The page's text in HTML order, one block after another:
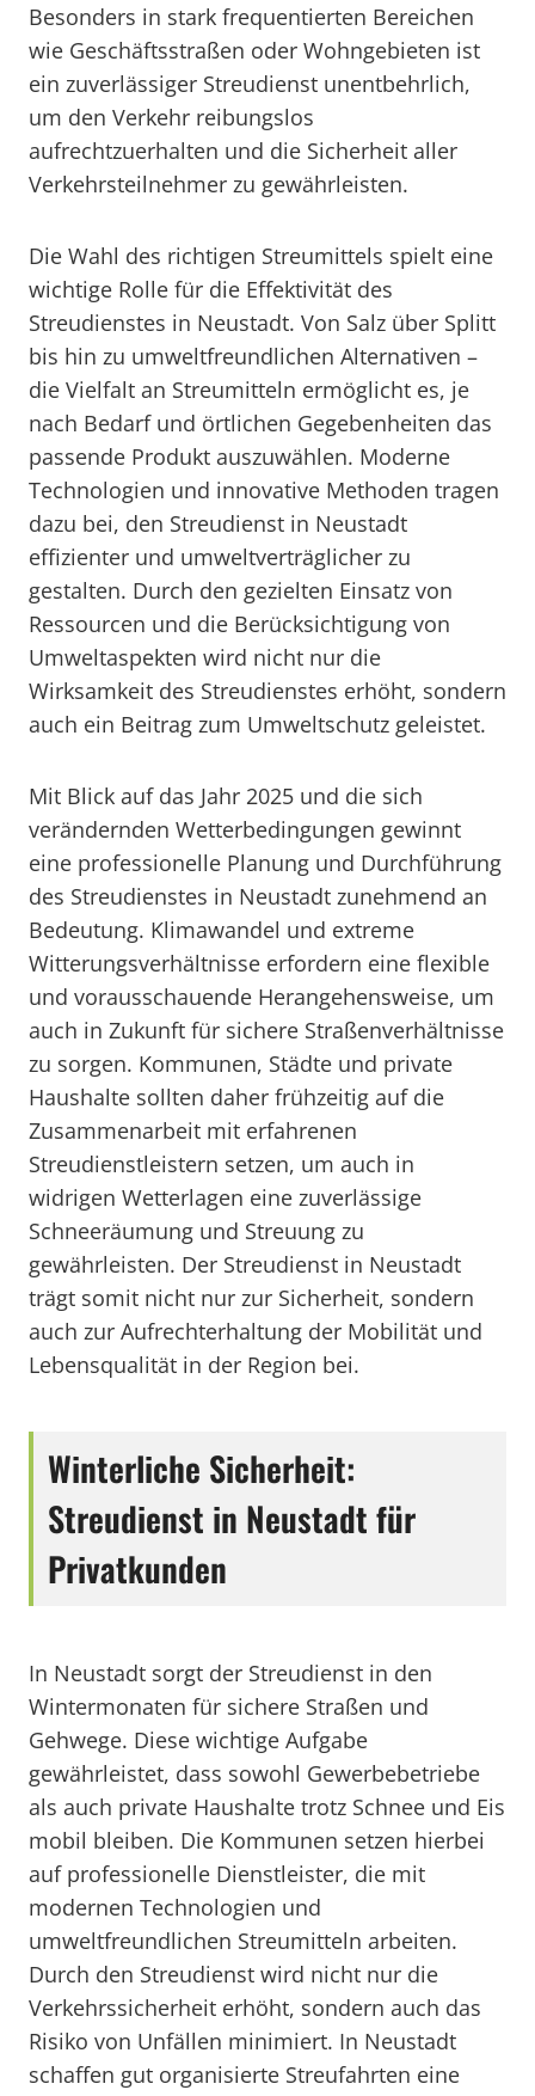
Besonders in stark frequentierten Bereichen
wie Geschäftsstraßen oder Wohngebieten ist
ein zuverlässiger Streudienst unentbehrlich,
um den Verkehr reibungslos
aufrechtzuerhalten und die Sicherheit aller
Verkehrsteilnehmer zu gewährleisten.
Die Wahl des richtigen Streumittels spielt eine
wichtige Rolle für die Effektivität des
Streudienstes in Neustadt. Von Salz über Splitt
bis hin zu umweltfreundlichen Alternativen –
die Vielfalt an Streumitteln ermöglicht es, je
nach Bedarf und örtlichen Gegebenheiten das
passende Produkt auszuwählen. Moderne
Technologien und innovative Methoden tragen
dazu bei, den Streudienst in Neustadt
effizienter und umweltverträglicher zu
gestalten. Durch den gezielten Einsatz von
Ressourcen und die Berücksichtigung von
Umweltaspekten wird nicht nur die
Wirksamkeit des Streudienstes erhöht, sondern
auch ein Beitrag zum Umweltschutz geleistet.
Mit Blick auf das Jahr 2025 und die sich
verändernden Wetterbedingungen gewinnt
eine professionelle Planung und Durchführung
des Streudienstes in Neustadt zunehmend an
Bedeutung. Klimawandel und extreme
Witterungsverhältnisse erfordern eine flexible
und vorausschauende Herangehensweise, um
auch in Zukunft für sichere Straßenverhältnisse
zu sorgen. Kommunen, Städte und private
Haushalte sollten daher frühzeitig auf die
Zusammenarbeit mit erfahrenen
Streudienstleistern setzen, um auch in
widrigen Wetterlagen eine zuverlässige
Schneeräumung und Streuung zu
gewährleisten. Der Streudienst in Neustadt
trägt somit nicht nur zur Sicherheit, sondern
auch zur Aufrechterhaltung der Mobilität und
Lebensqualität in der Region bei.
Winterliche Sicherheit:
Streudienst in Neustadt für
Privatkunden
In Neustadt sorgt der Streudienst in den
Wintermonaten für sichere Straßen und
Gehwege. Diese wichtige Aufgabe
gewährleistet, dass sowohl Gewerbebetriebe
als auch private Haushalte trotz Schnee und Eis
mobil bleiben. Die Kommunen setzen hierbei
auf professionelle Dienstleister, die mit
modernen Technologien und
umweltfreundlichen Streumitteln arbeiten.
Durch den Streudienst wird nicht nur die
Verkehrssicherheit erhöht, sondern auch das
Risiko von Unfällen minimiert. In Neustadt
schaffen gut organisierte Streufahrten eine